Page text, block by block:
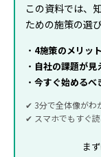
この資料では、
ための施策の選
・ 4施策のメリッ
・ 自社の課題が見
・ 今すぐ始めるべ
✔ 3分で全体像がわ
✔ スマホでもすぐ
ま